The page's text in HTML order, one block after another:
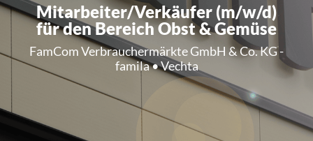
Mitarbeiter/Verkäufer (m/w/d)
für den Bereich Obst & Gemüse
FamCom Verbrauchermärkte GmbH & Co. KG -
famila • Vechta